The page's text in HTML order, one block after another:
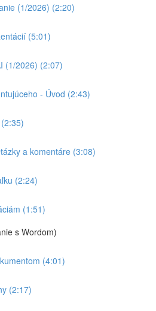
(1/2026) (2:20)
(5:01)
(1/2026) (2:07)
- Úvod (2:43)
a komentáre (3:08)
(2:24)
(1:51)
s Wordom)
(4:01)
(2:17)